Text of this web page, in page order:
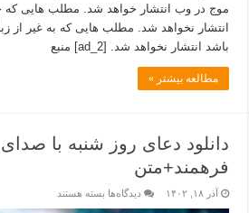
موج در وب انتشار خواهد شد. مطلب هایی که
انتشار نخواهد شد. مطلب هایی که به غیر از
باشد انتشار نخواهد شد. [ad_2] منبع
مطالعه بیشتر »
دانلود دعای روز شنبه با صدای
فرهمند+متن
آذر ۱۸, ۱۴۰۲ دیدگاه‌ها بسته هستند